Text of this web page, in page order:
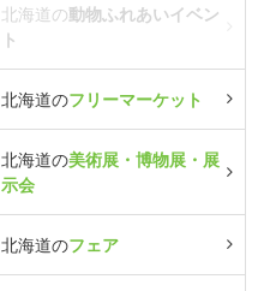
北海道の動物ふれあいイベン
ト
北海道のフリーマーケット
北海道の美術展・博物展・展
示会
北海道のフェア